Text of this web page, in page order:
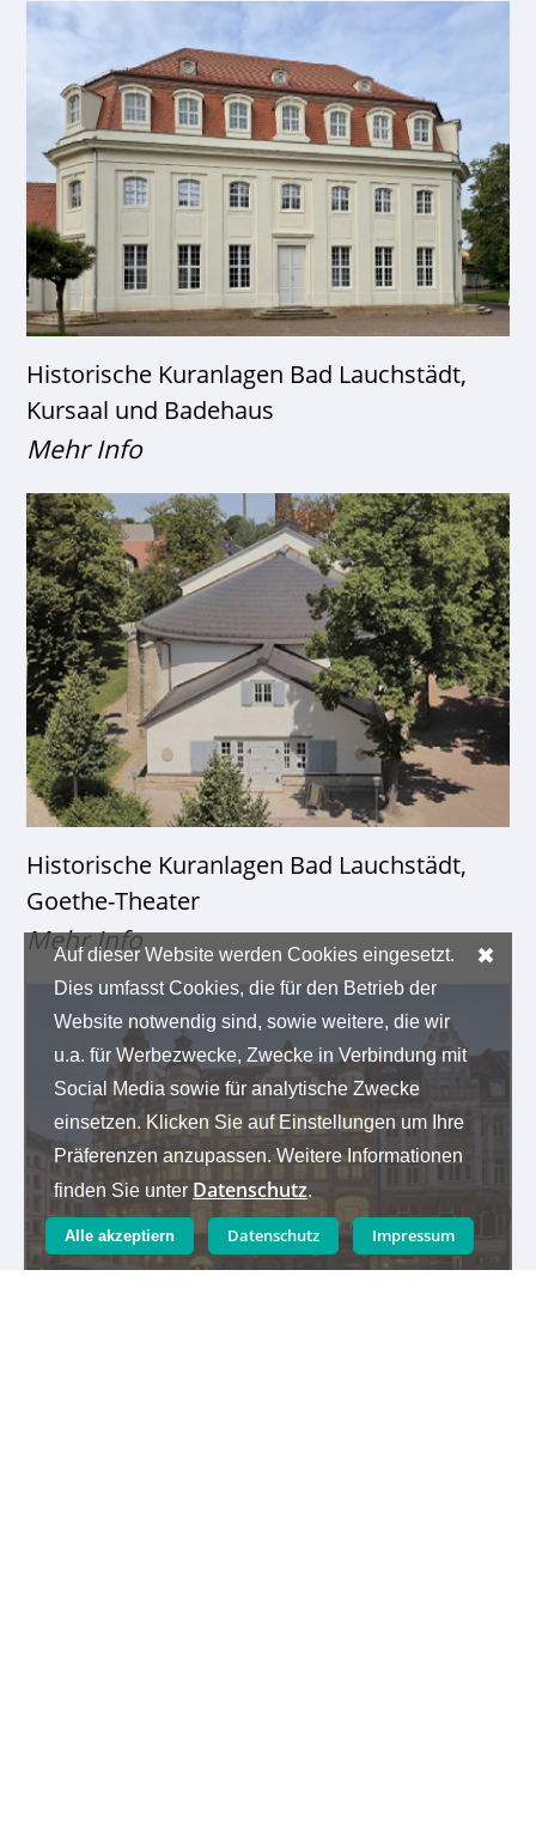
Historische Kuranlagen Bad Lauchstädt,
Kursaal und Badehaus
Mehr Info
Historische Kuranlagen Bad Lauchstädt,
Goethe-Theater
Mehr Info
Auf dieser Website werden Cookies eingesetzt.
Dies umfasst Cookies, die für den Betrieb der
Website notwendig sind, sowie weitere, die wir
u.a. für Werbezwecke, Zwecke in Verbindung mit
Social Media sowie für analytische Zwecke
einsetzen. Klicken Sie auf Einstellungen um Ihre
Präferenzen anzupassen. Weitere Informationen
finden Sie unter Datenschutz.
Alle akzeptiern Datenschutz Impressum
✖